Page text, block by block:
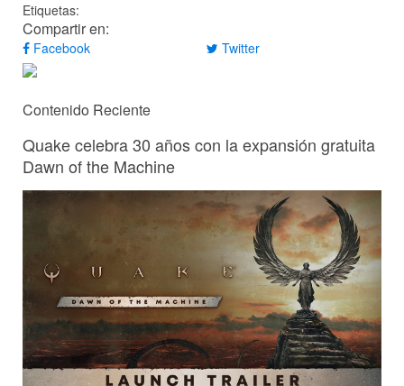
Etiquetas:
Compartir en:
Facebook Twitter
Contenido Reciente
Quake celebra 30 años con la expansión gratuita
Dawn of the Machine